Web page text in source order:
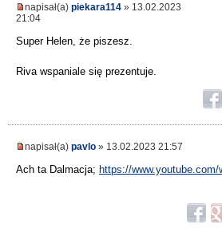
napisał(a) piekara114 » 13.02.2023
21:04
Super Helen, że piszesz.
Riva wspaniale się prezentuje.
napisał(a) pavlo » 13.02.2023 21:57
Ach ta Dalmacja; https://